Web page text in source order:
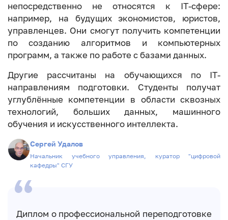
непосредственно не относятся к IT-сфере:
например, на будущих экономистов, юристов,
управленцев. Они смогут получить компетенции
по созданию алгоритмов и компьютерных
программ, а также по работе с базами данных.
Другие рассчитаны на обучающихся по IT-
направлениям подготовки. Студенты получат
углублённые компетенции в области сквозных
технологий, больших данных, машинного
обучения и искусственного интеллекта.
Сергей Удалов
Начальник учебного управления, куратор "цифровой
кафедры" СГУ
Диплом о профессиональной переподготовке